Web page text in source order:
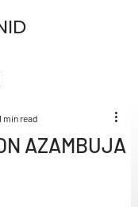
AZAMBUJA
min read